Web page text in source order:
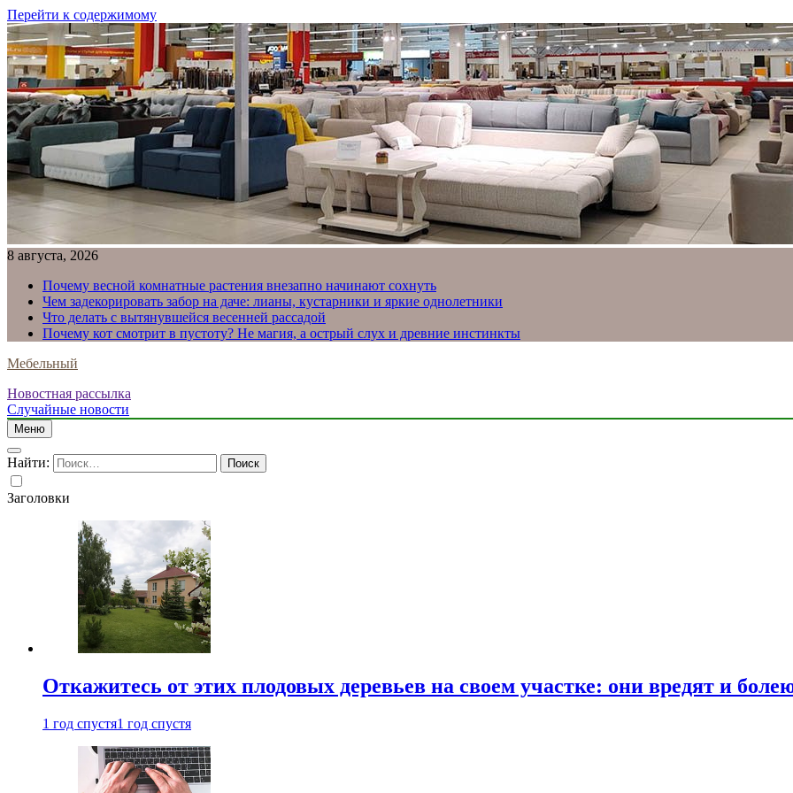
Перейти к содержимому
8 августа, 2026
Почему весной комнатные растения внезапно начинают сохнуть
Чем задекорировать забор на даче: лианы, кустарники и яркие однолетники
Что делать с вытянувшейся весенней рассадой
Почему кот смотрит в пустоту? Не магия, а острый слух и древние инстинкты
Мебельный
Новостная рассылка
Случайные новости
Меню
Найти:
Заголовки
Откажитесь от этих плодовых деревьев на своем участке: они вредят и
1 год спустя1 год спустя